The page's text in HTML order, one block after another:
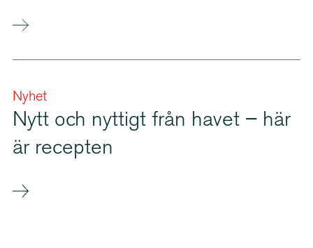
Nyhet
Nytt och nyttigt från havet – här
är recepten